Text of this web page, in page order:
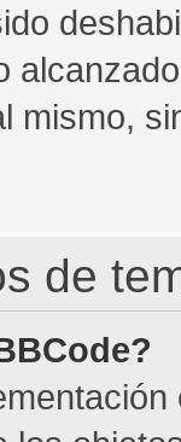
mismo,
de